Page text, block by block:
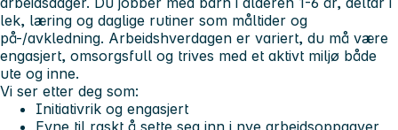
lek, læring og daglige rutiner som måltider og
på-/avkledning. Arbeidshverdagen er variert, du må være
engasjert, omsorgsfull og trives med et aktivt miljø både
ute og inne.
Vi ser etter deg som:
Initiativrik og engasjert
Evne til raskt å sette seg inn i nye arbeidsoppgaver